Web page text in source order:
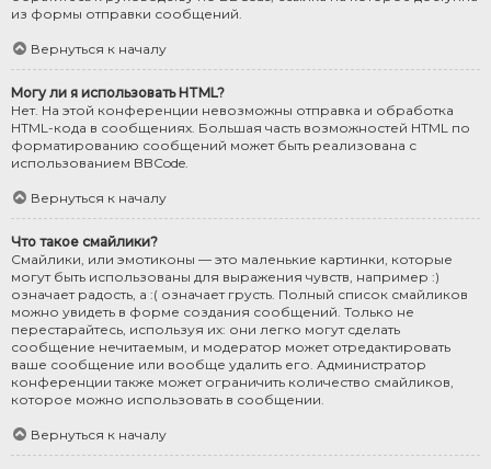
из формы отправки сообщений.
Вернуться к началу
Могу ли я использовать HTML?
Нет. На этой конференции невозможны отправка и обработка
HTML-кода в сообщениях. Большая часть возможностей HTML по
форматированию сообщений может быть реализована с
использованием BBCode.
Вернуться к началу
Что такое смайлики?
Смайлики, или эмотиконы — это маленькие картинки, которые
могут быть использованы для выражения чувств, например :)
означает радость, а :( означает грусть. Полный список смайликов
можно увидеть в форме создания сообщений. Только не
перестарайтесь, используя их: они легко могут сделать
сообщение нечитаемым, и модератор может отредактировать
ваше сообщение или вообще удалить его. Администратор
конференции также может ограничить количество смайликов,
которое можно использовать в сообщении.
Вернуться к началу